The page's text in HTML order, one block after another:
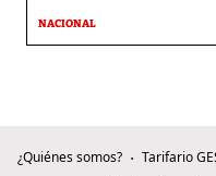
NACIONAL
¿Quiénes somos? Tarifario